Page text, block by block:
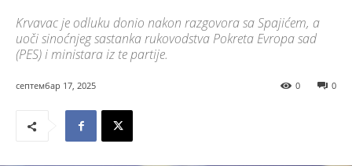
Krvavac je odluku donio nakon razgovora sa Spajićem, a
uoči sinoćnjeg sastanka rukovodstva Pokreta Evropa sad
(PES) i ministara iz te partije.
септембар 17, 2025 0
0